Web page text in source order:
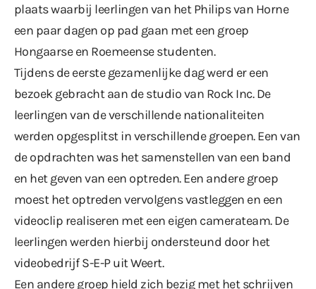
plaats waarbij leerlingen van het Philips van Horne
een paar dagen op pad gaan met een groep
Hongaarse en Roemeense studenten.
Tijdens de eerste gezamenlijke dag werd er een
bezoek gebracht aan de studio van Rock Inc. De
leerlingen van de verschillende nationaliteiten
werden opgesplitst in verschillende groepen. Een van
de opdrachten was het samenstellen van een band
en het geven van een optreden. Een andere groep
moest het optreden vervolgens vastleggen en een
videoclip realiseren met een eigen camerateam. De
leerlingen werden hierbij ondersteund door het
videobedrijf S-E-P uit Weert.
Een andere groep hield zich bezig met het schrijven